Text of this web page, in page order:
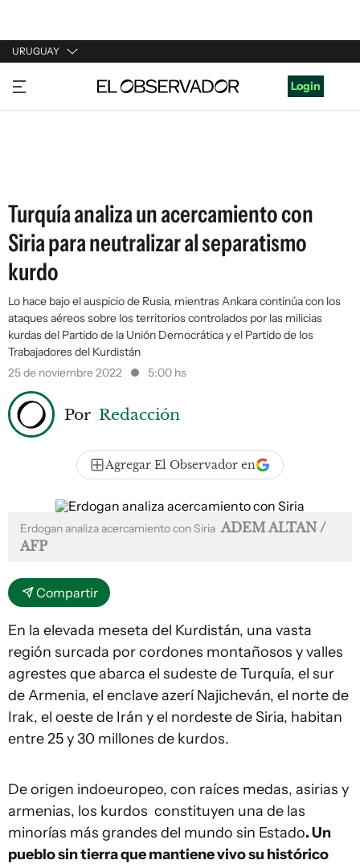
URUGUAY
URUGUAY
ARGENTINA
Login
Turquía analiza un acercamiento con
Siria para neutralizar al separatismo
kurdo
Lo hace bajo el auspicio de Rusia, mientras Ankara continúa con los
ataques aéreos sobre los territorios controlados por las milicias
kurdas del Partido de la Unión Democrática y el Partido de los
Trabajadores del Kurdistán
25 de noviembre 2022
5:00 hs
Por Redacción
Agregar El Observador en
Erdogan analiza acercamiento con Siria ADEM ALTAN /
AFP
Compartir
En la elevada meseta del Kurdistán, una vasta
región surcada por cordones montañosos y valles
agrestes que abarca el sudeste de Turquía, el sur
de Armenia, el enclave azerí Najicheván, el norte de
Irak, el oeste de Irán y el nordeste de Siria, habitan
entre 25 y 30 millones de kurdos.
De origen indoeuropeo, con raíces medas, asirias y
armenias, los kurdos constituyen una de las
minorías más grandes del mundo sin Estado. Un
pueblo sin tierra que mantiene vivo su histórico